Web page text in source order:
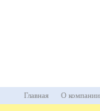
Главная О компании